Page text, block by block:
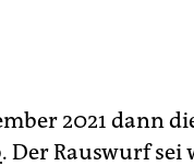
2021 dann
. Der Rauswurf sei